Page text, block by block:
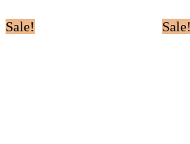
Sale! Sale!